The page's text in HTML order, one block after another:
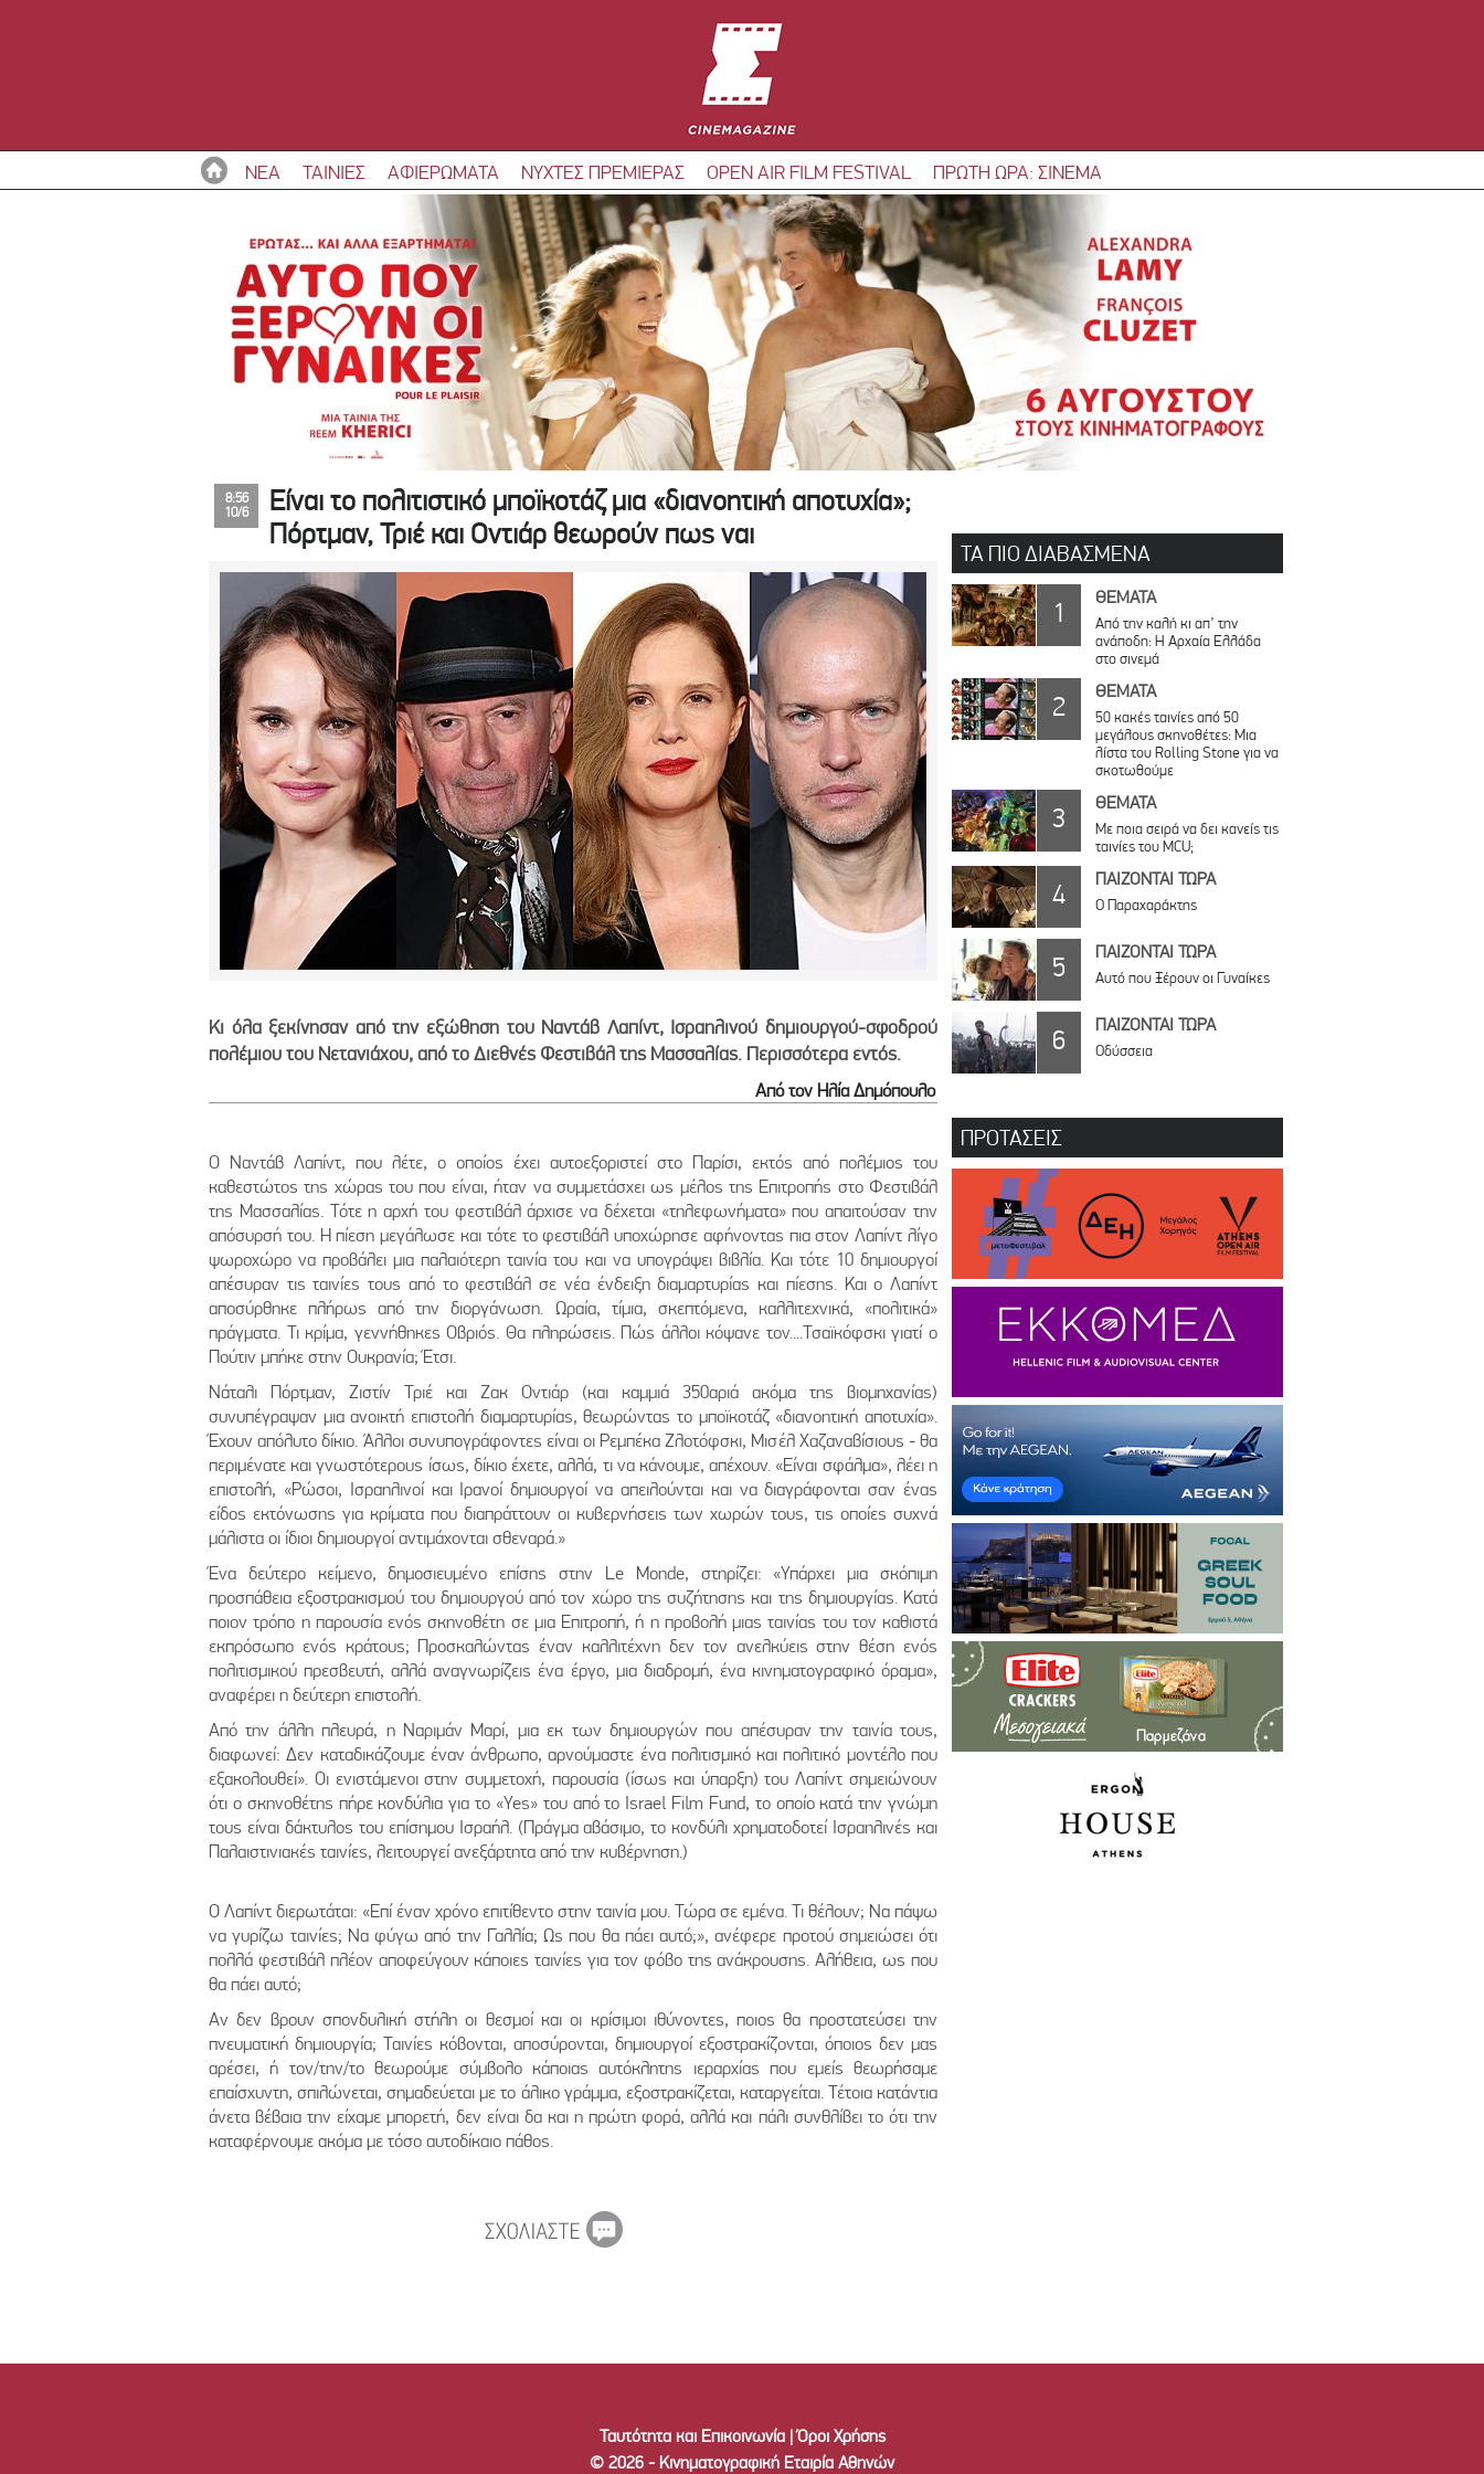
ΝΕΑ ΤΑΙΝΙΕΣ ΑΦΙΕΡΩΜΑΤΑ ΝΥΧΤΕΣ ΠΡΕΜΙΕΡΑΣ OPEN AIR FILM FESTIVAL ΠΡΩΤΗ ΩΡΑ: ΣΙΝΕΜΑ
8:56
10/6
Είναι το πολιτιστικό μποϊκοτάζ μια «διανοητική αποτυχία»;
Πόρτμαν, Τριέ και Οντιάρ θεωρούν πως ναι
Κι όλα ξεκίνησαν από την εξώθηση του Ναντάβ Λαπίντ, Ισραηλινού δημιουργού-σφοδρού
πολέμιου του Νετανιάχου, από το Διεθνές Φεστιβάλ της Μασσαλίας. Περισσότερα εντός.
Από τον Ηλία Δημόπουλο
Ο Ναντάβ Λαπίντ, που λέτε, ο οποίος έχει αυτοεξοριστεί στο Παρίσι, εκτός από πολέμιος του
καθεστώτος της χώρας του που είναι, ήταν να συμμετάσχει ως μέλος της Επιτροπής στο Φεστιβάλ
της Μασσαλίας. Τότε η αρχή του φεστιβάλ άρχισε να δέχεται «τηλεφωνήματα» που απαιτούσαν την
απόσυρσή του. Η πίεση μεγάλωσε και τότε το φεστιβάλ υποχώρησε αφήνοντας πια στον Λαπίντ λίγο
ψωροχώρο να προβάλει μια παλαιότερη ταινία του και να υπογράψει βιβλία. Και τότε 10 δημιουργοί
απέσυραν τις ταινίες τους από το φεστιβάλ σε νέα ένδειξη διαμαρτυρίας και πίεσης. Και ο Λαπίντ
αποσύρθηκε πλήρως από την διοργάνωση. Ωραία, τίμια, σκεπτόμενα, καλλιτεχνικά, «πολιτικά»
πράγματα. Τι κρίμα, γεννήθηκες Οβριός. Θα πληρώσεις. Πώς άλλοι κόψανε τον....Τσαϊκόφσκι γιατί ο
Πούτιν μπήκε στην Ουκρανία; Έτσι.
Νάταλι Πόρτμαν, Ζιστίν Τριέ και Ζακ Οντιάρ (και καμμιά 350αριά ακόμα της βιομηχανίας)
συνυπέγραψαν μια ανοικτή επιστολή διαμαρτυρίας, θεωρώντας το μποϊκοτάζ «διανοητική αποτυχία».
Έχουν απόλυτο δίκιο. Άλλοι συνυπογράφοντες είναι οι Ρεμπέκα Ζλοτόφσκι, Μισέλ Χαζαναβίσιους - θα
περιμένατε και γνωστότερους ίσως, δίκιο έχετε, αλλά, τι να κάνουμε, απέχουν. «Είναι σφάλμα», λέει η
επιστολή, «Ρώσοι, Ισραηλινοί και Ιρανοί δημιουργοί να απειλούνται και να διαγράφονται σαν ένας
είδος εκτόνωσης για κρίματα που διαπράττουν οι κυβερνήσεις των χωρών τους, τις οποίες συχνά
μάλιστα οι ίδιοι δημιουργοί αντιμάχονται σθεναρά.»
Ένα δεύτερο κείμενο, δημοσιευμένο επίσης στην Le Monde, στηρίζει: «Υπάρχει μια σκόπιμη
προσπάθεια εξοστρακισμού του δημιουργού από τον χώρο της συζήτησης και της δημιουργίας. Κατά
ποιον τρόπο η παρουσία ενός σκηνοθέτη σε μια Επιτροπή, ή η προβολή μιας ταινίας του τον καθιστά
εκπρόσωπο ενός κράτους; Προσκαλώντας έναν καλλιτέχνη δεν τον ανελκύεις στην θέση ενός
πολιτισμικού πρεσβευτή, αλλά αναγνωρίζεις ένα έργο, μια διαδρομή, ένα κινηματογραφικό όραμα»,
αναφέρει η δεύτερη επιστολή.
Από την άλλη πλευρά, η Ναριμάν Μαρί, μια εκ των δημιουργών που απέσυραν την ταινία τους,
διαφωνεί: Δεν καταδικάζουμε έναν άνθρωπο, αρνούμαστε ένα πολιτισμικό και πολιτικό μοντέλο που
εξακολουθεί». Οι ενιστάμενοι στην συμμετοχή, παρουσία (ίσως και ύπαρξη) του Λαπίντ σημειώνουν
ότι ο σκηνοθέτης πήρε κονδύλια για το «Yes» του από το Israel Film Fund, το οποίο κατά την γνώμη
τους είναι δάκτυλος του επίσημου Ισραήλ. (Πράγμα αβάσιμο, το κονδύλι χρηματοδοτεί Ισραηλινές και
Παλαιστινιακές ταινίες, λειτουργεί ανεξάρτητα από την κυβέρνηση.)
Ο Λαπίντ διερωτάται: «Επί έναν χρόνο επιτίθεντο στην ταινία μου. Τώρα σε εμένα. Τι θέλουν; Να πάψω
να γυρίζω ταινίες; Να φύγω από την Γαλλία; Ως που θα πάει αυτό;», ανέφερε προτού σημειώσει ότι
πολλά φεστιβάλ πλέον αποφεύγουν κάποιες ταινίες για τον φόβο της ανάκρουσης. Αλήθεια, ως που
θα πάει αυτό;
Αν δεν βρουν σπονδυλική στήλη οι θεσμοί και οι κρίσιμοι ιθύνοντες, ποιος θα προστατεύσει την
πνευματική δημιουργία; Ταινίες κόβονται, αποσύρονται, δημιουργοί εξοστρακίζονται, όποιος δεν μας
αρέσει, ή τον/την/το θεωρούμε σύμβολο κάποιας αυτόκλητης ιεραρχίας που εμείς θεωρήσαμε
επαίσχυντη, σπιλώνεται, σημαδεύεται με το άλικο γράμμα, εξοστρακίζεται, καταργείται. Τέτοια κατάντια
άνετα βέβαια την είχαμε μπορετή, δεν είναι δα και η πρώτη φορά, αλλά και πάλι συνθλίβει το ότι την
καταφέρνουμε ακόμα με τόσο αυτοδίκαιο πάθος.
ΤΑ ΠΙΟ ΔΙΑΒΑΣΜΕΝΑ
1 ΘΕΜΑΤΑ
Από την καλή κι απ’ την
ανάποδη: Η Αρχαία Ελλάδα
στο σινεμά
2 ΘΕΜΑΤΑ
50 κακές ταινίες από 50
μεγάλους σκηνοθέτες: Μια
λίστα του Rolling Stone για να
σκοτωθούμε
3 ΘΕΜΑΤΑ
Με ποια σειρά να δει κανείς τις
ταινίες του MCU;
4 ΠΑΙΖΟΝΤΑΙ ΤΩΡΑ
Ο Παραχαράκτης
5 ΠΑΙΖΟΝΤΑΙ ΤΩΡΑ
Αυτό που Ξέρουν οι Γυναίκες
6 ΠΑΙΖΟΝΤΑΙ ΤΩΡΑ
Οδύσσεια
ΠΡΟΤΑΣΕΙΣ
Ταυτότητα και Επικοινωνία|Όροι Χρήσης
© 2026 - Κινηματογραφική Εταιρία Αθηνών